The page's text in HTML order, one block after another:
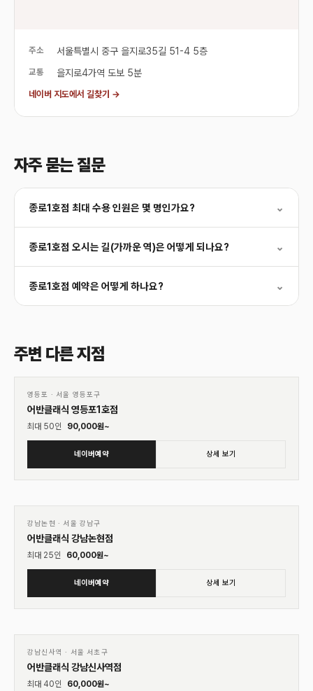
주소 서울특별시 중구 을지로35길 51-4 5층
교통 을지로4가역 도보 5분
네이버 지도에서 길찾기 →
자주 묻는 질문
종로1호점 최대 수용 인원은 몇 명인가요? ⌄
종로1호점 오시는 길(가까운 역)은 어떻게 되나요? ⌄
종로1호점 예약은 어떻게 하나요? ⌄
주변 다른 지점
01
영등포 · 서울 영등포구
어반클래식 영등포1호점
최대 50인 90,000원~
네이버예약 상세 보기
01
강남논현 · 서울 강남구
어반클래식 강남논현점
최대 25인 60,000원~
네이버예약 상세 보기
01
강남신사역 · 서울 서초구
어반클래식 강남신사역점
최대 40인 60,000원~